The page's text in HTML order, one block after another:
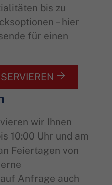
bis zu
– hier
für einen
wir Ihnen
10:00 Uhr und am
Feiertagen von
Anfrage auch